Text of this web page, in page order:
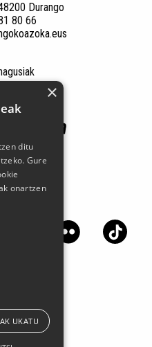
Durango
80 66
sozialetan
×
ditu
Gure
onartzen
UKATU